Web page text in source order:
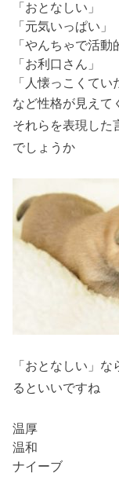
「おとなしい」
「元気いっぱい」
「やんちゃで活動
「お利口さん」
「人懐っこくてい
など性格が見えて
それらを表現した
でしょうか
「おとなしい」
るといいですね
温厚
温和
ナイーブ